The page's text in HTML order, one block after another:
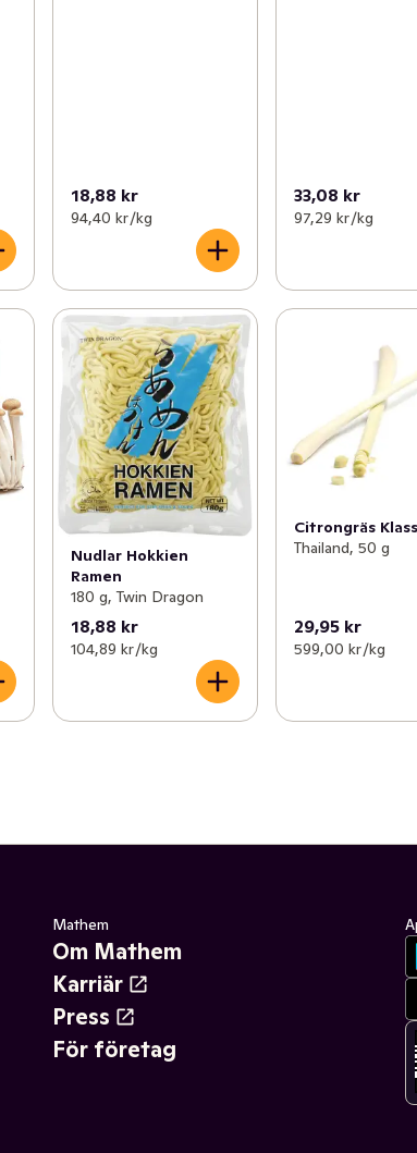
18,88 kr
94,40 kr /kg
33,08 kr
97,29 kr /kg
Nudlar Hokkien
Ramen
180 g, Twin Dragon
18,88 kr
104,89 kr /kg
Citrongräs
Thailand, 50 g
29,95 kr
599,00 kr /kg
Mathem
Om Mathem
Karriär
Press
För företag